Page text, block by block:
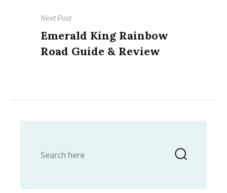
Next Post
Next
post:
Emerald King Rainbow
Road Guide & Review
for: